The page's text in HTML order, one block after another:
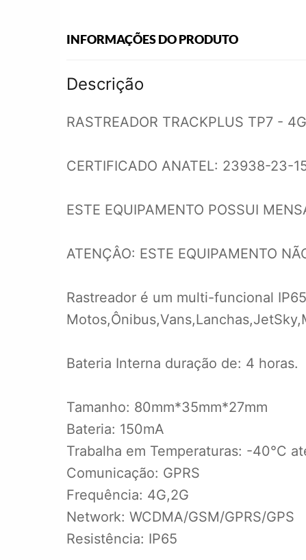
INFORMAÇÕES DO PRODUTO
Descrição
RASTREADOR TRACKPLUS TP7 -
CERTIFICADO ANATEL: 23938-23-
ESTE EQUIPAMENTO POSSUI
ATENÇÂO: ESTE EQUIPAMENTO
Rastreador é um multi-funcional
Bateria Interna duração de: 4 horas.
Tamanho: 80mm*35mm*27mm
Bateria: 150mA
Trabalha em Temperaturas: -40°C
Comunicação: GPRS
Frequência: 4G,2G
Network: WCDMA/GSM/GPRS/GPS
Resistência: IP65